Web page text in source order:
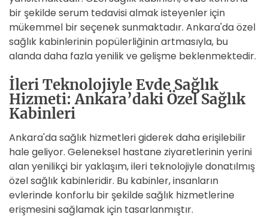
bir şekilde serum tedavisi almak isteyenler için
mükemmel bir seçenek sunmaktadır. Ankara'da özel
sağlık kabinlerinin popülerliğinin artmasıyla, bu
alanda daha fazla yenilik ve gelişme beklenmektedir.
İleri Teknolojiyle Evde Sağlık
Hizmeti: Ankara’daki Özel Sağlık
Kabinleri
Ankara'da sağlık hizmetleri giderek daha erişilebilir
hale geliyor. Geleneksel hastane ziyaretlerinin yerini
alan yenilikçi bir yaklaşım, ileri teknolojiyle donatılmış
özel sağlık kabinleridir. Bu kabinler, insanların
evlerinde konforlu bir şekilde sağlık hizmetlerine
erişmesini sağlamak için tasarlanmıştır.